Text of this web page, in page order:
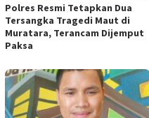
Polres Resmi Tetapkan Dua
Tersangka Tragedi Maut di
Muratara, Terancam Dijemput
Paksa